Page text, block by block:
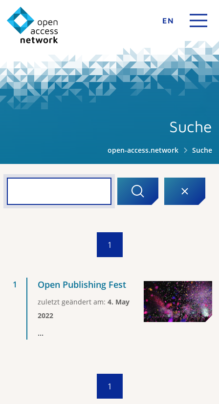
EN
Suche
open-access.network Suche
1
Open Publishing Fest
zuletzt geändert am: 4. May
2022
...
1